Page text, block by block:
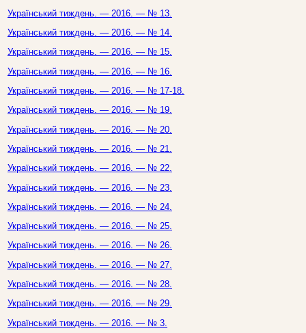
Український тиждень. — 2016. — № 13.
Український тиждень. — 2016. — № 14.
Український тиждень. — 2016. — № 15.
Український тиждень. — 2016. — № 16.
Український тиждень. — 2016. — № 17-18.
Український тиждень. — 2016. — № 19.
Український тиждень. — 2016. — № 20.
Український тиждень. — 2016. — № 21.
Український тиждень. — 2016. — № 22.
Український тиждень. — 2016. — № 23.
Український тиждень. — 2016. — № 24.
Український тиждень. — 2016. — № 25.
Український тиждень. — 2016. — № 26.
Український тиждень. — 2016. — № 27.
Український тиждень. — 2016. — № 28.
Український тиждень. — 2016. — № 29.
Український тиждень. — 2016. — № 3.